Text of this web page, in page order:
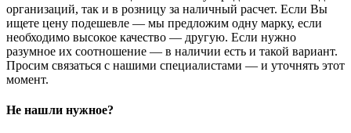
организаций, так и в розницу за наличный расчет. Если Вы
ищете цену подешевле — мы предложим одну марку, если
необходимо высокое качество — другую. Если нужно
разумное их соотношение — в наличии есть и такой вариант.
Просим связаться с нашими специалистами — и уточнять этот
момент.
Не нашли нужное?